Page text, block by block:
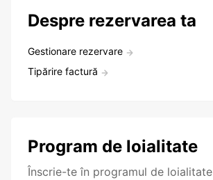
Despre rezervarea ta
Gestionare rezervare
Tipărire factură
Program de loialitate
Înscrie-te în programul de loialitate